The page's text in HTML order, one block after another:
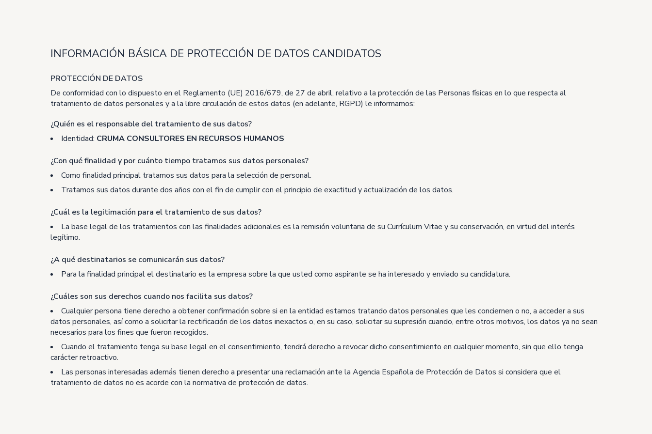
INFORMACIÓN BÁSICA DE PROTECCIÓN DE DATOS CANDIDATOS
PROTECCIÓN DE DATOS
De conformidad con lo dispuesto en el Reglamento (UE) 2016/679, de 27 de abril, relativo a la protección de las Personas físicas en lo que respecta al
tratamiento de datos personales y a la libre circulación de estos datos (en adelante, RGPD) le informamos:
¿Quién es el responsable del tratamiento de sus datos?
Identidad: CRUMA CONSULTORES EN RECURSOS HUMANOS
¿Con qué finalidad y por cuánto tiempo tratamos sus datos personales?
Como finalidad principal tratamos sus datos para la selección de personal.
Tratamos sus datos durante dos años con el fin de cumplir con el principio de exactitud y actualización de los datos.
¿Cuál es la legitimación para el tratamiento de sus datos?
La base legal de los tratamientos con las finalidades adicionales es la remisión voluntaria de su Currículum Vitae y su conservación, en virtud del interés
legítimo.
¿A qué destinatarios se comunicarán sus datos?
Para la finalidad principal el destinatario es la empresa sobre la que usted como aspirante se ha interesado y enviado su candidatura.
¿Cuáles son sus derechos cuando nos facilita sus datos?
Cualquier persona tiene derecho a obtener confirmación sobre si en la entidad estamos tratando datos personales que les conciernen o no, a acceder a sus
datos personales, así como a solicitar la rectificación de los datos inexactos o, en su caso, solicitar su supresión cuando, entre otros motivos, los datos ya no sean
necesarios para los fines que fueron recogidos.
Cuando el tratamiento tenga su base legal en el consentimiento, tendrá derecho a revocar dicho consentimiento en cualquier momento, sin que ello tenga
carácter retroactivo.
Las personas interesadas además tienen derecho a presentar una reclamación ante la Agencia Española de Protección de Datos si considera que el
tratamiento de datos no es acorde con la normativa de protección de datos.